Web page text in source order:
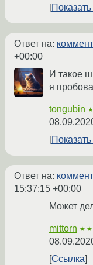
Показать
Ответ на:
+00:00
И такое
я
tongubin ★
Показать
Ответ на:
15:37:15 +00:00
Может
mittorn
Ссылка